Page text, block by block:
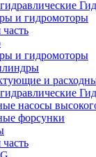
и гидромоторы
и гидромоторы
и
насосы
форсунки